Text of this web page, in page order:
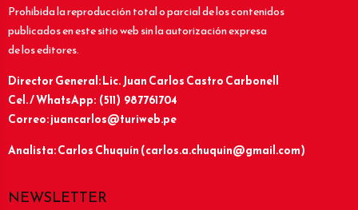
Prohibida la reproducción total o parcial de los contenidos
publicados en este sitio web sin la autorización expresa
de los editores.
Director General: Lic.Juan Carlos Castro Carbonell
Cel. / WhatsApp: (511) 987761704
Correo: juancarlos@turiweb.pe
Analista: Carlos Chuquín (carlos.a.chuquin@gmail.com)
NEWSLETTER